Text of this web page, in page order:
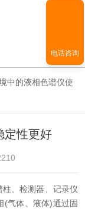
中的液相色谱仪使
定性更好
、检测器、记录仪
(气体、液体)通过固
电话咨询